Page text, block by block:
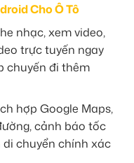
Cho Ô Tô
nhạc, xem video,
trực tuyến ngay
chuyến đi thêm
hợp Google Maps,
cảnh báo tốc
chuyển chính xác